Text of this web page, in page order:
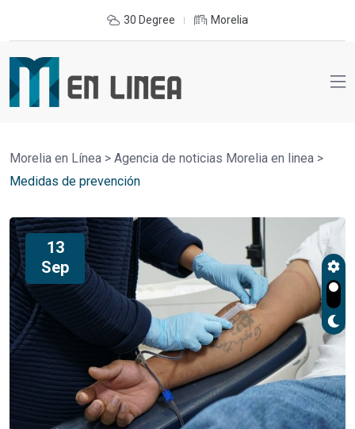
30 Degree Morelia
Morelia en Línea > Agencia de noticias Morelia en linea >
Medidas de prevención
13
Sep